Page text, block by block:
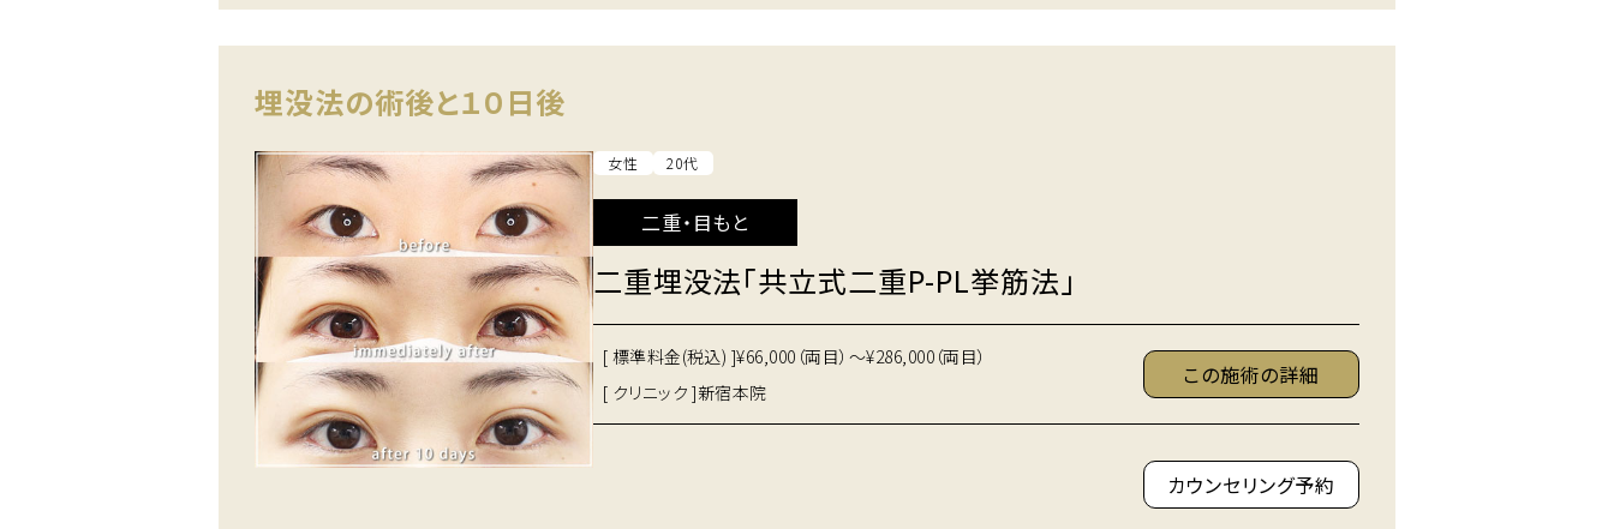
埋没法の術後と１０日後
女性 20代
二重・目もと
二重埋没法「共立式二重P-PL挙筋法」
[ 標準料金(税込) ]¥66,000（両目）～¥286,000（両目）
[ クリニック ]新宿本院
この施術の詳細
カウンセリング予約